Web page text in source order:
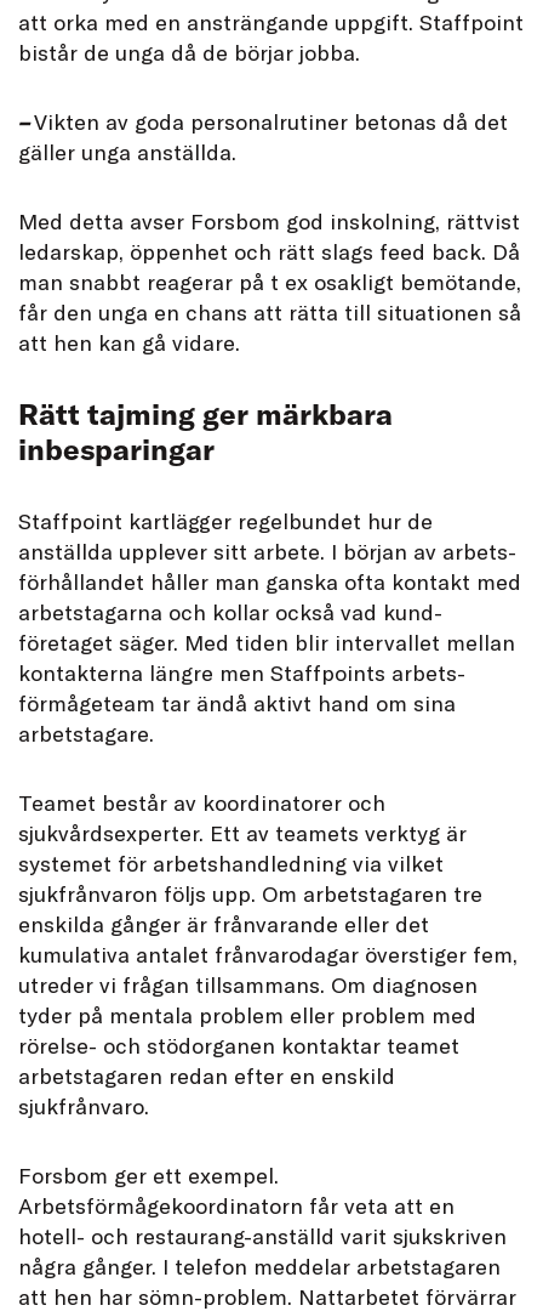
att orka med en ansträngande uppgift. Staffpoint
bistår de unga då de börjar jobba.
–Vikten av goda personalrutiner betonas då det
gäller unga anställda.
Med detta avser Forsbom god inskolning, rättvist
ledarskap, öppenhet och rätt slags feed back. Då
man snabbt reagerar på t ex osakligt bemötande,
får den unga en chans att rätta till situationen så
att hen kan gå vidare.
Rätt tajming ger märkbara
inbesparingar
Staffpoint kartlägger regelbundet hur de
anställda upplever sitt arbete. I början av arbets-
förhållandet håller man ganska ofta kontakt med
arbetstagarna och kollar också vad kund-
företaget säger. Med tiden blir intervallet mellan
kontakterna längre men Staffpoints arbets-
förmågeteam tar ändå aktivt hand om sina
arbetstagare.
Teamet består av koordinatorer och
sjukvårdsexperter. Ett av teamets verktyg är
systemet för arbetshandledning via vilket
sjukfrånvaron följs upp. Om arbetstagaren tre
enskilda gånger är frånvarande eller det
kumulativa antalet frånvarodagar överstiger fem,
utreder vi frågan tillsammans. Om diagnosen
tyder på mentala problem eller problem med
rörelse- och stödorganen kontaktar teamet
arbetstagaren redan efter en enskild
sjukfrånvaro.
Forsbom ger ett exempel.
Arbetsförmågekoordinatorn får veta att en
hotell- och restaurang-anställd varit sjukskriven
några gånger. I telefon meddelar arbetstagaren
att hen har sömn-problem. Nattarbetet förvärrar